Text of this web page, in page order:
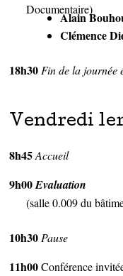
Documentaire)
Alain
Clémence
18h30Fin de la journée
Vendredi
8h45Accueil
9h00Evaluation
(salle 0.009 du
10h30Pause
11h00Conférence